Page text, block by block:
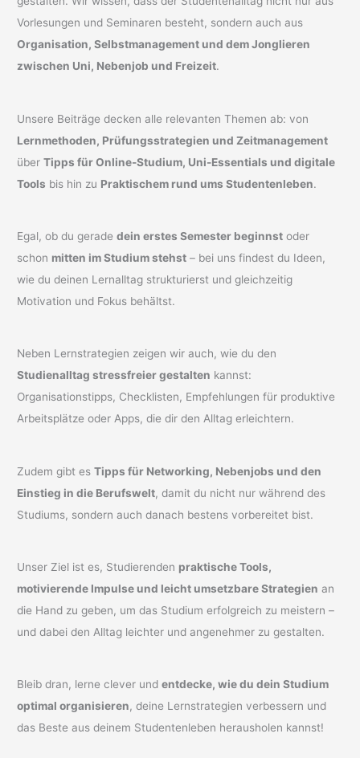
Vorlesungen und Seminaren besteht, sondern auch aus
Organisation, Selbstmanagement und dem Jonglieren
zwischen Uni, Nebenjob und Freizeit.
Unsere Beiträge decken alle relevanten Themen ab: von
Lernmethoden, Prüfungsstrategien und Zeitmanagement
überTipps für Online-Studium, Uni-Essentials und digitale
Tools bis hin zu Praktischem rund ums Studentenleben.
Egal, ob du geradedein erstes Semester beginnst oder
schon mitten im Studium stehst – bei uns findest du Ideen,
wie du deinen Lernalltag strukturierst und gleichzeitig
Motivation und Fokus behältst.
Neben Lernstrategien zeigen wir auch, wie du den
Studienalltag stressfreier gestalten kannst:
Organisationstipps, Checklisten, Empfehlungen für produktive
Arbeitsplätze oder Apps, die dir den Alltag erleichtern.
Zudem gibt esTipps für Networking, Nebenjobs und den
Einstieg in die Berufswelt, damit du nicht nur während des
Studiums, sondern auch danach bestens vorbereitet bist.
Unser Ziel ist es, Studierenden praktische Tools,
motivierende Impulse und leicht umsetzbare Strategien an
die Hand zu geben, um das Studium erfolgreich zu meistern –
und dabei den Alltag leichter und angenehmer zu gestalten.
Bleib dran, lerne clever undentdecke, wie du dein Studium
optimal organisieren, deine Lernstrategien verbessern und
das Beste aus deinem Studentenleben herausholen kannst!